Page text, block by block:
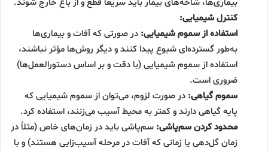
کنترل شیمیایی:
استفاده از سموم شیمیایی: در صورتی که آفات و بیماری‌ها
به‌طور گسترده‌ای شیوع پیدا کنند و دیگر روش‌ها مؤثر نباشند،
استفاده از سموم شیمیایی (با دقت و بر اساس دستورالعمل‌ها)
ضروری است.
سموم گیاهی: در صورت لزوم، می‌توان از سموم شیمیایی که
پایه گیاهی دارند و کمتر به محیط آسیب می‌زنند، استفاده کرد.
محدود کردن سم‌پاشی: سم‌پاشی باید در زمان‌های خاص (مثلاً در
زمان گل‌دهی یا زمانی که آفات در مرحله آسیب‌زایی هستند) و با